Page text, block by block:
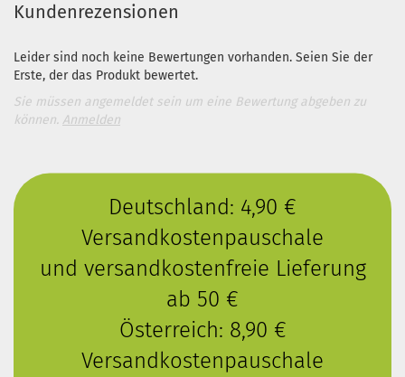
Kundenrezensionen
Leider sind noch keine Bewertungen vorhanden. Seien Sie der
Erste, der das Produkt bewertet.
Sie müssen angemeldet sein um eine Bewertung abgeben zu
können. Anmelden
Deutschland: 4,90 €
Versandkostenpauschale
und versandkostenfreie Lieferung
ab 50 €
Österreich: 8,90 €
Versandkostenpauschale